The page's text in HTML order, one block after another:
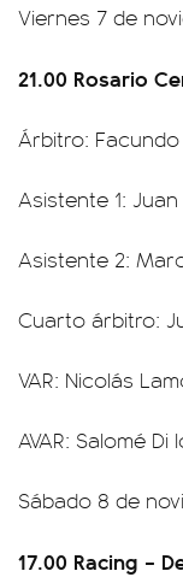
Viernes 7 de
21.00 Rosario
Árbitro: Facundo
Asistente 1:
Asistente 2:
Cuarto árbitro:
VAR: Nicolás
AVAR: Salomé Di
Sábado 8 de
17.00 Racing –